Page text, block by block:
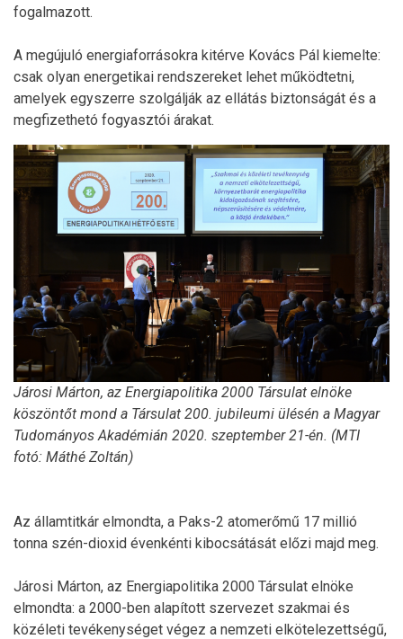
fogalmazott.
A megújuló energiaforrásokra kitérve Kovács Pál kiemelte:
csak olyan energetikai rendszereket lehet működtetni,
amelyek egyszerre szolgálják az ellátás biztonságát és a
megfizethetó fogyasztói árakat.
Járosi Márton, az Energiapolitika 2000 Társulat elnöke
köszöntőt mond a Társulat 200. jubileumi ülésén a Magyar
Tudományos Akadémián 2020. szeptember 21-én. (MTI
fotó: Máthé Zoltán)
Az államtitkár elmondta, a Paks-2 atomerőmű 17 millió
tonna szén-dioxid évenkénti kibocsátását előzi majd meg.
Járosi Márton, az Energiapolitika 2000 Társulat elnöke
elmondta: a 2000-ben alapított szervezet szakmai és
közéleti tevékenységet végez a nemzeti elkötelezettségű,